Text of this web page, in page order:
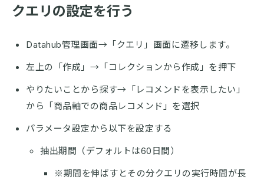
クエリの設定を行う
Datahub管理画面→「クエリ」画面に遷移します。
左上の「作成」→「コレクションから作成」を押下
やりたいことから探す→「レコメンドを表示したい」
から「商品軸での商品レコメンド」を選択
パラメータ設定から以下を設定する
抽出期間（デフォルトは60日間）
※期間を伸ばすとその分クエリの実行時間が長